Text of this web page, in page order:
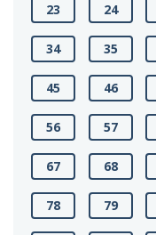
23 24
34 35
45 46
56 57
67 68
78 79